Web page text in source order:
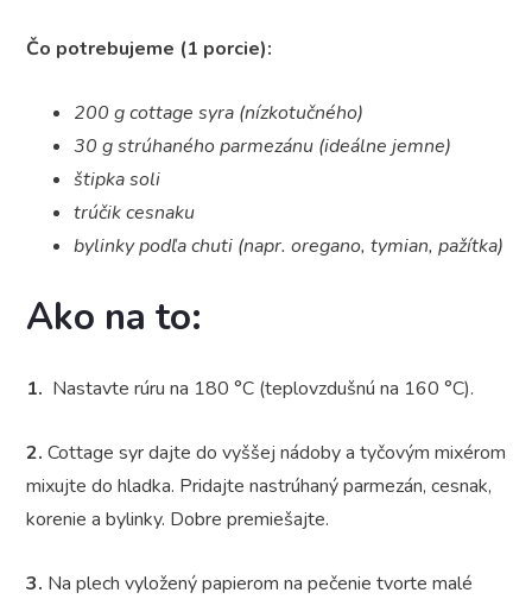
Čo potrebujeme (1 porcie):
200 g cottage syra (nízkotučného)
30 g strúhaného parmezánu (ideálne jemne)
štipka soli
trúčik cesnaku
bylinky podľa chuti (napr. oregano, tymian, pažítka)
Ako na to:
1. Nastavte rúru na 180 °C (teplovzdušnú na 160 °C).
2. Cottage syr dajte do vyššej nádoby a tyčovým mixérom
mixujte do hladka. Pridajte nastrúhaný parmezán, cesnak,
korenie a bylinky. Dobre premiešajte.
3. Na plech vyložený papierom na pečenie tvorte malé